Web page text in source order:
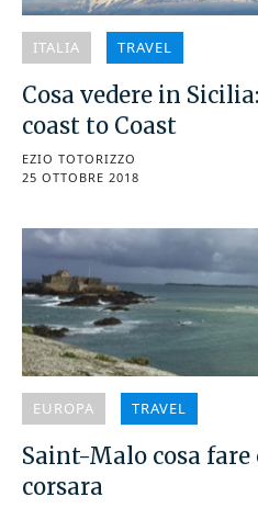
ITALIA TRAVEL
Cosa vedere in
coast to Coast
EZIO TOTORIZZO
25 OTTOBRE 2018
EUROPA TRAVEL
Saint-Malo cosa
corsara